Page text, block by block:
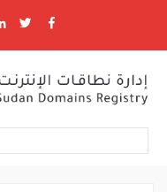
المحتوى
الرئيسي
Search